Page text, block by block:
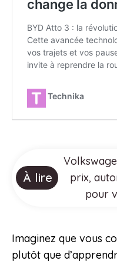
À lire
prix,
pour
Imaginez que vous
plutôt que